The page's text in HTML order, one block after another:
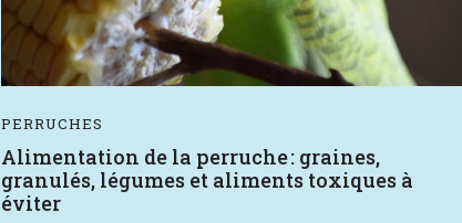
PERRUCHES
Alimentation de la perruche : graines,
granulés, légumes et aliments toxiques à
éviter